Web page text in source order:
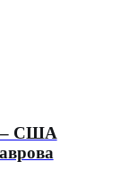
– США